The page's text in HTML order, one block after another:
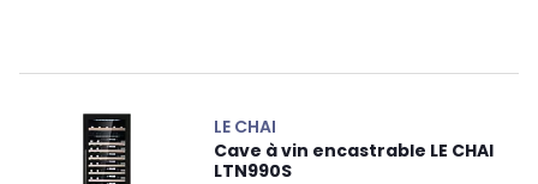
LE CHAI
Cave à vin encastrable LE CHAI
LTN990S